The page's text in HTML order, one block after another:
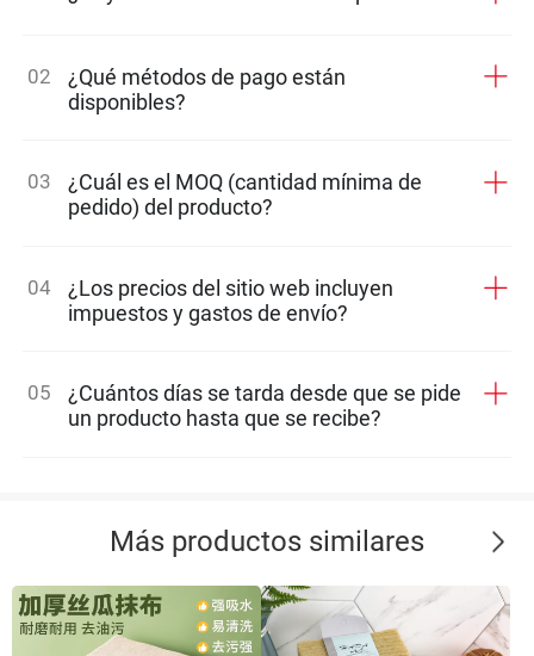
02
¿Qué métodos de pago están
disponibles?
03
¿Cuál es el MOQ (cantidad mínima de
pedido) del producto?
04
¿Los precios del sitio web incluyen
impuestos y gastos de envío?
05
¿Cuántos días se tarda desde que se pide
un producto hasta que se recibe?
Más productos similares